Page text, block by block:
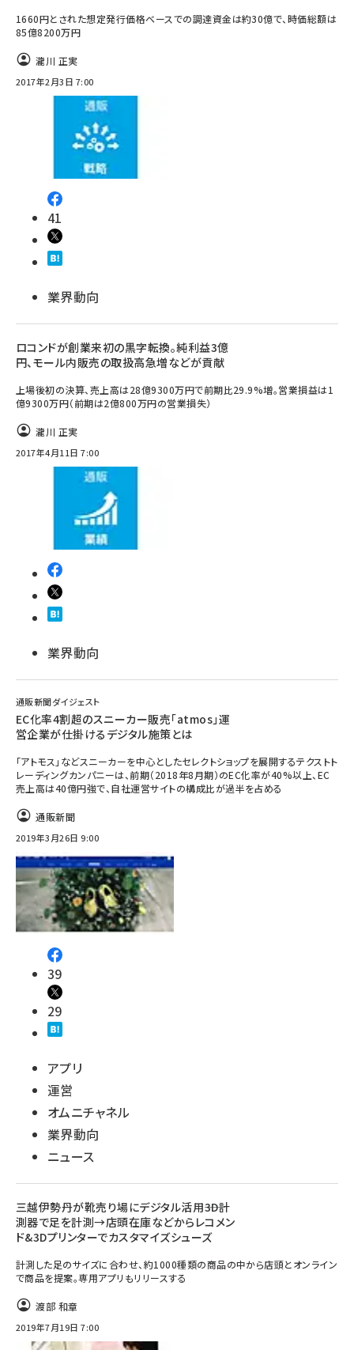
1660円とされた想定発行価格ベースでの調達資金は約30億で、時価総額は
85億8200万円
瀧川 正実
2017年2月3日 7:00
41
業界動向
ロコンドが創業来初の黒字転換。純利益3億
円、モール内販売の取扱高急増などが貢献
上場後初の決算、売上高は28億9300万円で前期比29.9%増。営業損益は1
億9300万円（前期は2億800万円の営業損失）
瀧川 正実
2017年4月11日 7:00
業界動向
通販新聞ダイジェスト
EC化率4割超のスニーカー販売「atmos」運
営企業が仕掛けるデジタル施策とは
「アトモス」などスニーカーを中心としたセレクトショップを展開するテクストト
レーディングカンパニーは、前期（2018年8月期）のEC化率が40%以上、EC
売上高は40億円強で、自社運営サイトの構成比が過半を占める
通販新聞
2019年3月26日 9:00
39
29
アプリ
運営
オムニチャネル
業界動向
ニュース
三越伊勢丹が靴売り場にデジタル活用――3D計
測器で足を計測→店頭在庫などからレコメン
ド&3Dプリンターでカスタマイズシューズ
計測した足のサイズに合わせ、約1000種類の商品の中から店頭とオンライン
で商品を提案。専用アプリもリリースする
渡部 和章
2019年7月19日 7:00